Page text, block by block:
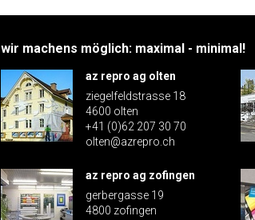
wir machens möglich: maximal - minimal!
az repro ag olten
ziegelfeldstrasse 18
4600 olten
+41 (0)62 207 30 70
olten@azrepro.ch
az repro ag zofingen
gerbergasse 19
4800 zofingen